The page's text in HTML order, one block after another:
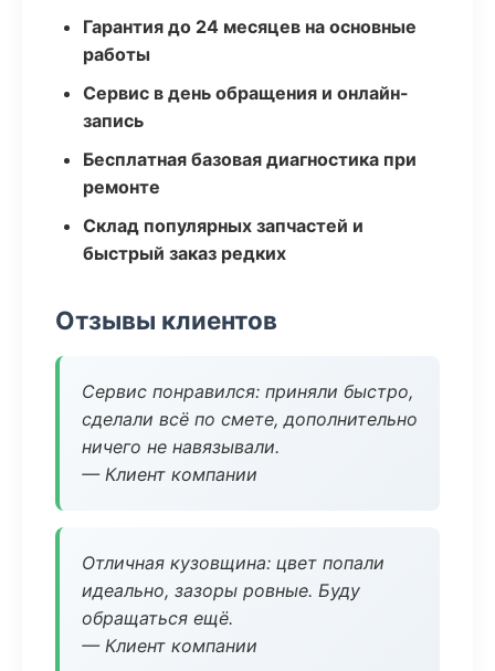
Гарантия до 24 месяцев на основные
работы
Сервис в день обращения и онлайн-
запись
Бесплатная базовая диагностика при
ремонте
Склад популярных запчастей и
быстрый заказ редких
Отзывы клиентов
Сервис понравился: приняли быстро,
сделали всё по смете, дополнительно
ничего не навязывали.
— Клиент компании
Отличная кузовщина: цвет попали
идеально, зазоры ровные. Буду
обращаться ещё.
— Клиент компании